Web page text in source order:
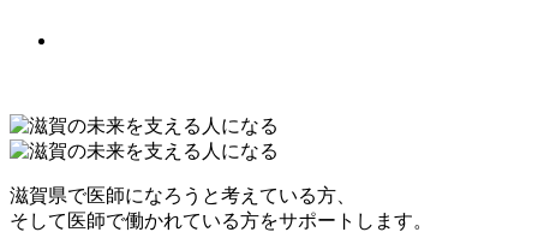
滋賀県で医師になろうと考えている方、
そして医師で働かれている方をサポートします。